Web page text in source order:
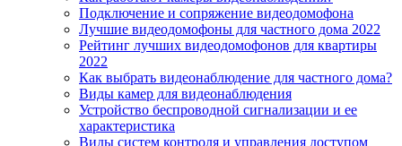
Подключение и сопряжение видеодомофона
Лучшие видеодомофоны для частного дома 2022
Рейтинг лучших видеодомофонов для квартиры
2022
Как выбрать видеонаблюдение для частного дома?
Виды камер для видеонаблюдения
Устройство беспроводной сигнализации и ее
характеристика
Виды систем контроля и управления доступом